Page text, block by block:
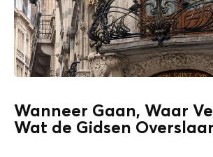
Wanneer Gaan, Waar
Wat de Gidsen